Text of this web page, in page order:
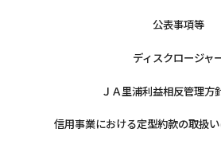
公表事項等
ディスクロージャ
ＪＡ里浦利益相反管理方
信用事業における定型約款の取扱